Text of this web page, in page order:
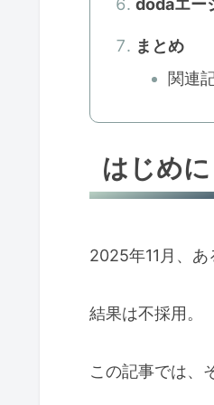
まとめ
関連
はじめ
2025年11月、
結果は不採用。
この記事では、